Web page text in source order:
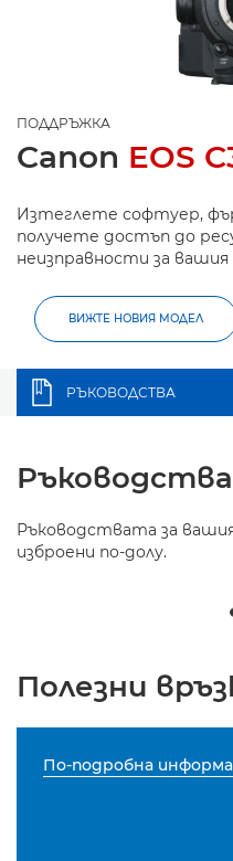
ПОДДРЪЖКА
Canon EOS
Изтеглете софтуер,
получете достъп до
неизправности за вашия
ВИЖТЕ НОВИЯ МОДЕЛ
РЪКОВОДСТВА
Ръководства
Ръководствата за
изброени по-долу.
Полезни
По-подробна